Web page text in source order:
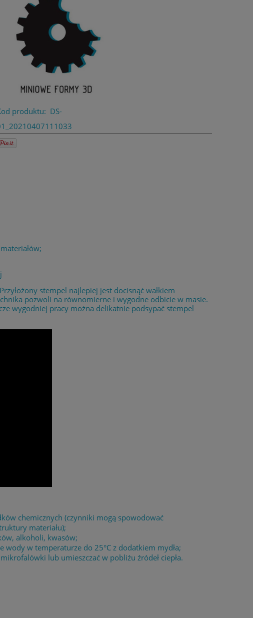
produktu: DS-
stempel najlepiej jest docisnąć wałkiem
pozwoli na równomierne i wygodne odbicie w masie.
wygodniej pracy można delikatnie podsypać stempel
chemicznych (czynniki mogą spowodować
materiału);
alkoholi, kwasów;
w temperaturze do 25°C z dodatkiem mydła;
lub umieszczać w pobliżu źródeł ciepła.